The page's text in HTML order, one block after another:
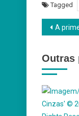
Tagged
A primeira volta de
Outras